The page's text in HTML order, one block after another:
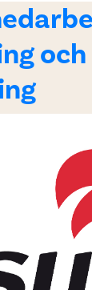
och